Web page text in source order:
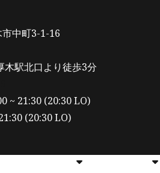
中町3-1-16
木駅北口より徒歩3分
~ 21:30 (20:30 LO)
(20:30 LO)